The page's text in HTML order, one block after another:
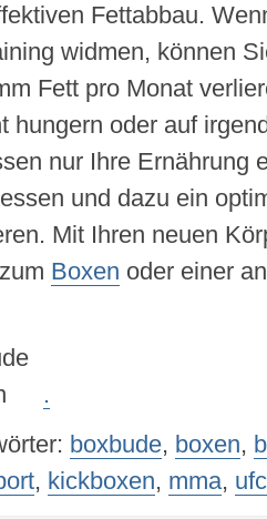
Fettabbau.
widmen, können
Fett pro Monat
hungern oder auf
nur Ihre Ernährung
und dazu ein
Mit Ihren neuen
Boxen oder einer
.
boxbude, boxen,
, kickboxen, mma, ufc